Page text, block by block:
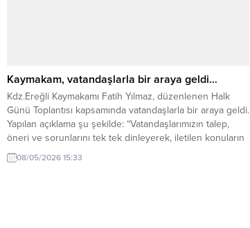
Kaymakam, vatandaşlarla bir araya geldi…
Kdz.Ereğli Kaymakamı Fatih Yılmaz, düzenlenen Halk
Günü Toplantısı kapsamında vatandaşlarla bir araya geldi.
Yapılan açıklama şu şekilde: “Vatandaşlarımızın talep,
öneri ve sorunlarını tek tek dinleyerek, iletilen konuların
çözümü noktasında ilgili kurum müdürlerine gerekli
talimatları verdi. Toplantıda özellikle iş talebi ve maddi
08/05/2026 15:33